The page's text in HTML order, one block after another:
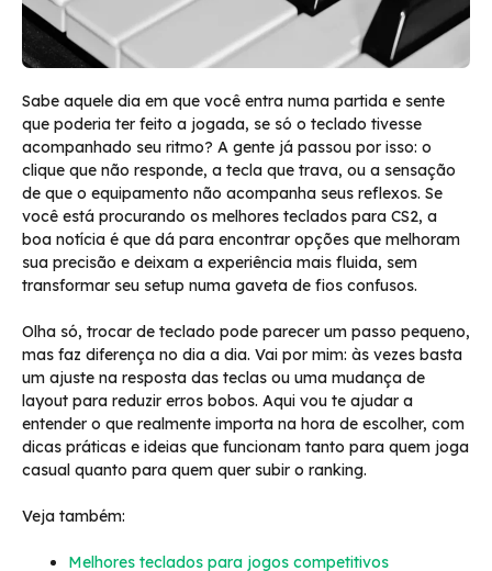
Sabe aquele dia em que você entra numa partida e sente
que poderia ter feito a jogada, se só o teclado tivesse
acompanhado seu ritmo? A gente já passou por isso: o
clique que não responde, a tecla que trava, ou a sensação
de que o equipamento não acompanha seus reflexos. Se
você está procurando os melhores teclados para CS2, a
boa notícia é que dá para encontrar opções que melhoram
sua precisão e deixam a experiência mais fluida, sem
transformar seu setup numa gaveta de fios confusos.
Olha só, trocar de teclado pode parecer um passo pequeno,
mas faz diferença no dia a dia. Vai por mim: às vezes basta
um ajuste na resposta das teclas ou uma mudança de
layout para reduzir erros bobos. Aqui vou te ajudar a
entender o que realmente importa na hora de escolher, com
dicas práticas e ideias que funcionam tanto para quem joga
casual quanto para quem quer subir o ranking.
Veja também:
Melhores teclados para jogos competitivos